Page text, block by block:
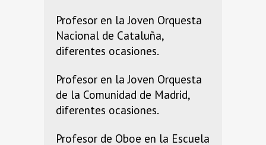
Profesor en la Joven Orquesta
Nacional de Cataluña,
diferentes ocasiones.
Profesor en la Joven Orquesta
de la Comunidad de Madrid,
diferentes ocasiones.
Profesor de Oboe en la Escuela